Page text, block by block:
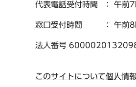
代表電話受付時間 ： 午前
窓口受付時間 ： 午前
法人番号
このサイトについて個人情